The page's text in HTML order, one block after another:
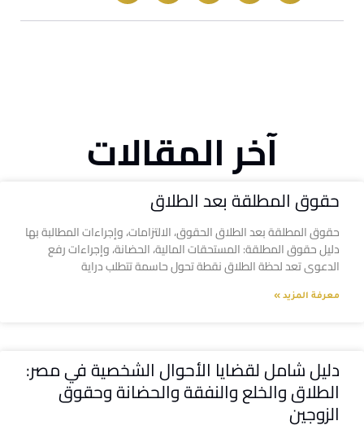
آخر المقالات
حقوق المطلقة بعد الطلاق
حقوق المطلقة بعد الطلاق الحقوق، الالتزامات، وإجراءات المطالبة بها
دليل حقوق المطلقة: المستحقات المالية، الحضانة، وإجراءات رفع
الدعوى تعد لحظة الطلاق نقطة تحول حاسمة تتطلب دراية
معرفة المزيد »
دليل شامل لقضايا الأحوال الشخصية في مصر:
الطلاق والخلع والنفقة والحضانة وحقوق
الزوجين